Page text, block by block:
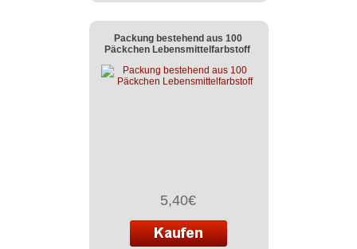
Packung bestehend aus 100
Päckchen Lebensmittelfarbstoff
5,40€